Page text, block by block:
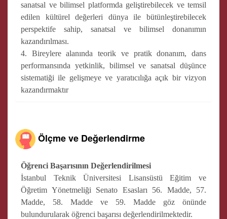
sanatsal ve bilimsel platformda geliştirebilecek ve temsil
edilen kültürel değerleri dünya ile bütünleştirebilecek
perspektife sahip, sanatsal ve bilimsel donanımın
kazandırılması.
4. Bireylere alanında teorik ve pratik donanım, dans
performansında yetkinlik, bilimsel ve sanatsal düşünce
sistematiği ile gelişmeye ve yaratıcılığa açık bir vizyon
kazandırmaktır
Ölçme ve Değerlendirme
Öğrenci Başarısının Değerlendirilmesi
İstanbul Teknik Üniversitesi Lisansüstü Eğitim ve
Öğretim Yönetmeliği Senato Esasları 56. Madde, 57.
Madde, 58. Madde ve 59. Madde göz önünde
bulundurularak öğrenci başarısı değerlendirilmektedir.